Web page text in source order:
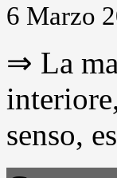
6 Marzo
⇒ La
senso,